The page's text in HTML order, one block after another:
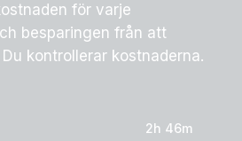
för varje
besparingen från att
kontrollerar kostnaderna.
2h 46m